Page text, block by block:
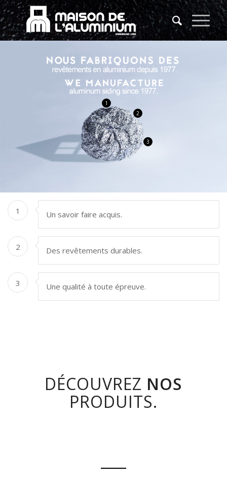
1
2
3
1 Un savoir faire acquis.
2 Des revêtements durables.
3 Une qualité à toute épreuve.
DÉCOUVREZ NOS
PRODUITS.